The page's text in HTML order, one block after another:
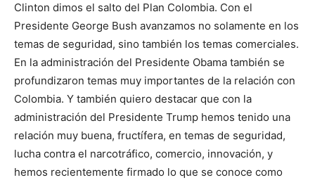
Clinton dimos el salto del Plan Colombia. Con el
Presidente George Bush avanzamos no solamente en los
temas de seguridad, sino también los temas comerciales.
En la administración del Presidente Obama también se
profundizaron temas muy importantes de la relación con
Colombia. Y también quiero destacar que con la
administración del Presidente Trump hemos tenido una
relación muy buena, fructífera, en temas de seguridad,
lucha contra el narcotráfico, comercio, innovación, y
hemos recientemente firmado lo que se conoce como